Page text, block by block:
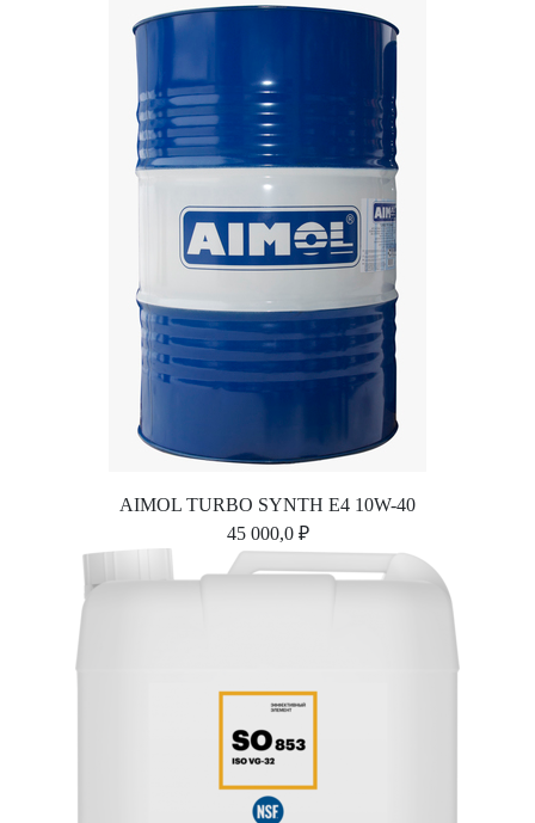
AIMOL TURBO SYNTH E4 10W-40
45 000,0 ₽